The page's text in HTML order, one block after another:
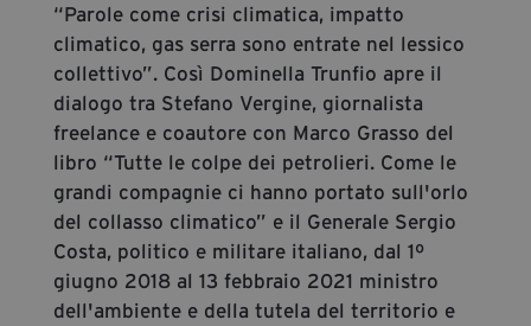
“Parole come crisi climatica, impatto
climatico, gas serra sono entrate nel lessico
collettivo”. Così Dominella Trunfio apre il
dialogo tra Stefano Vergine, giornalista
freelance e coautore con Marco Grasso del
libro “Tutte le colpe dei petrolieri. Come le
grandi compagnie ci hanno portato sull'orlo
del collasso climatico” e il Generale Sergio
Costa, politico e militare italiano, dal 1º
giugno 2018 al 13 febbraio 2021 ministro
dell'ambiente e della tutela del territorio e